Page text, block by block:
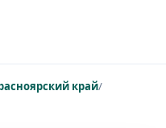
край/